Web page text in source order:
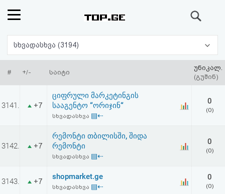
რეიტინგი
(მთავარი)
ფოსტა
ავტორიზაცია
რეგისტრაცია
სხვადასხვა (3194)
# +/- საიტი
უნიკალ.
(გუშინ)
3141. +7
ციფრული მარკეტინგის
სააგენტო “ორიჯინ“
სხვადასხვა ▤⇠
0
(0)
3142. +7
რემონტი თბილისში, შიდა
რემონტი
სხვადასხვა ▤⇠
0
(0)
3143. +7
shopmarket.ge
სხვადასხვა ▤⇠
0
(0)